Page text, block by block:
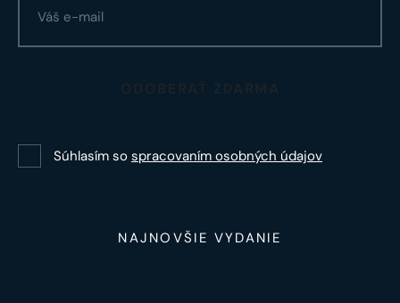
Súhlasím so spracovaním osobných údajov
NAJNOVŠIE VYDANIE